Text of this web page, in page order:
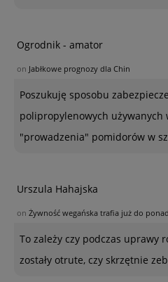
Ogrodnik - amator
on Jabłkowe prognozy dla Chin
Poszukuję sposobu
polipropylenowych używanych
"prowadzenia" pomidorów w
Urszula Hahajska
on Żywność wegańska trafia już do
To zależy czy podczas uprawy
zostały otrute, czy skrzętnie